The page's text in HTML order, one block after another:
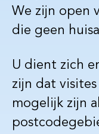
We zijn open
die geen
U dient zich
zijn dat visites
mogelijk zijn